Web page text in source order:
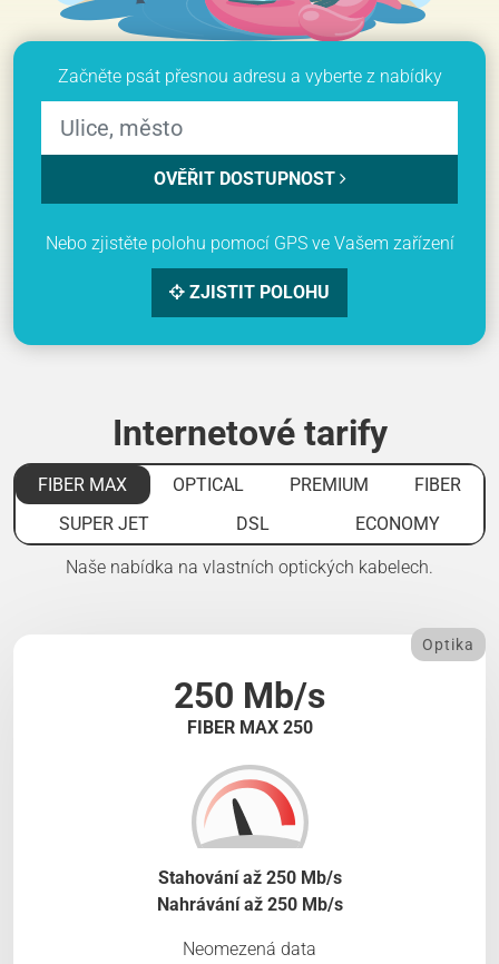
Začněte psát přesnou adresu a vyberte z nabídky
OVĚŘIT DOSTUPNOST
Nebo zjistěte polohu pomocí GPS ve Vašem zařízení
ZJISTIT POLOHU
Internetové tarify
FIBER MAX OPTICAL PREMIUM
FIBER
SUPER JET
DSL ECONOMY
Naše nabídka na vlastních optických kabelech.
250 Mb/s
FIBER MAX 250
Optika
Stahování až 250 Mb/s
Nahrávání až 250 Mb/s
Neomezená data